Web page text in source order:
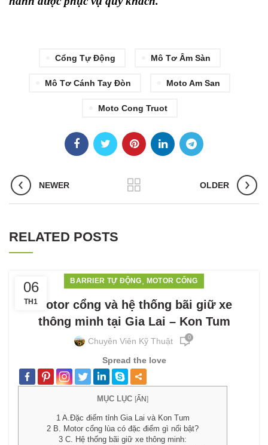
Cổng Tự Động Mô Tơ Âm Sàn
Mô Tơ Cánh Tay Đòn Moto Am San
Moto Cong Truot
NEWER OLDER
RELATED POSTS
06
TH1
BARRIER TỰ ĐỘNG MOTOR CỔNG
Motor cổng và hệ thống bãi giữ xe
thông minh tại Gia Lai – Kon Tum
Chuyên Viên Kỹ Thuật 0
Spread the love
MỤC LỤC [ẨN]
1A.Đặc điểm tỉnh Gia Lai và Kon Tum
2 B. Motor cổng lùa có đặc điểm gì nổi bật?
3 C. Hệ thống bãi giữ xe thông minh: